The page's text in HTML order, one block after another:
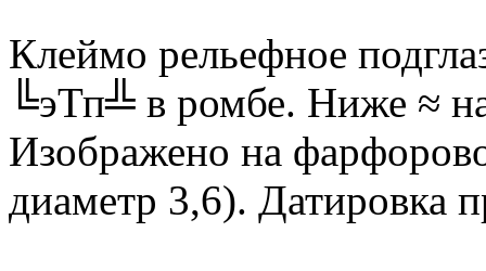
Клеймо рельефное
╚эТп╩ в ромбе. Ниже ≈
Изображено на
диаметр 3,6). Датировка